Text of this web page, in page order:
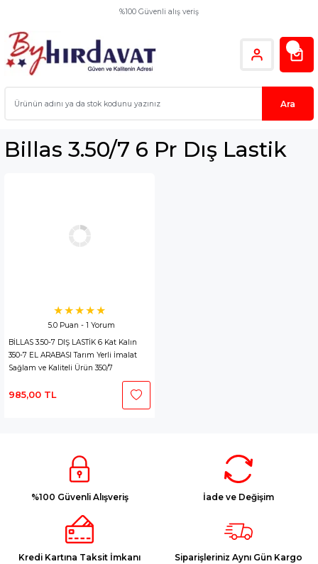
%100 Güvenli alış veriş
Ara
Billas 3.50/7 6 Pr Dış Lastik
5.0 Puan - 1 Yorum
BİLLAS 3.50-7 DIŞ LASTİK 6 Kat Kalın
350-7 EL ARABASI Tarım Yerli İmalat
Sağlam ve Kaliteli Ürün 350/7
985,00 TL
%100 Güvenli Alışveriş İade ve Değişim
Kredi Kartına Taksit İmkanı
Siparişleriniz Aynı Gün Kargo